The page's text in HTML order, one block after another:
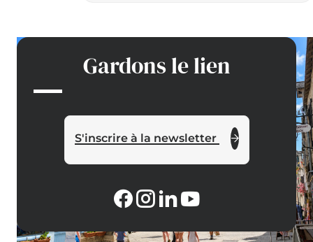
Gardons le lien
S'inscrire à la newsletter